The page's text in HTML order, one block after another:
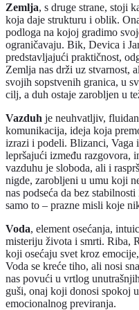
Zemlja, s druge strane, stoji
koja daje strukturu i oblik.
podloga na kojoj gradimo
ograničavaju. Bik, Devica i
predstavljajući praktičnost,
Zemlja nas drži uz stvarnost,
svojih sopstvenih granica, u
cilj, a duh ostaje zarobljen u
Vazduh je neuhvatljiv,
komunikacija, ideja koja
izrazi i podeli. Blizanci, Vaga
lepršajući između razgovora,
vazduhu je sloboda, ali i
nigde, zarobljeni u umu koji
nas podseća da bez
samo to – prazne misli koje
Voda, element osećanja,
misteriju života i smrti. Riba,
koji osećaju svet kroz
Voda se kreće tiho, ali nosi
nas povući u vrtlog
guši, onaj koji donosi spokoj
emocionalnog previranja.